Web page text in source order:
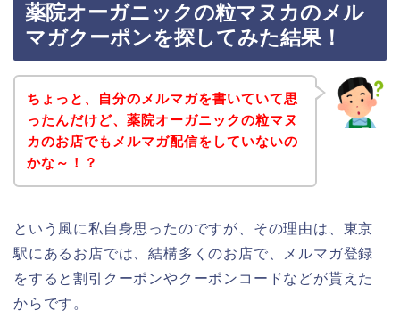
薬院オーガニックの粒マヌカのメル
マガクーポンを探してみた結果！
ちょっと、自分のメルマガを書いていて思
ったんだけど、薬院オーガニックの粒マヌ
カのお店でもメルマガ配信をしていないの
かな～！？
という風に私自身思ったのですが、その理由は、東京
駅にあるお店では、結構多くのお店で、メルマガ登録
をすると割引クーポンやクーポンコードなどが貰えた
からです。